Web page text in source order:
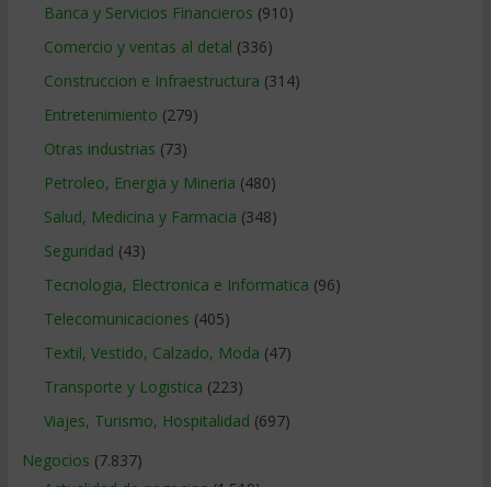
Banca y Servicios Financieros (910)
Comercio y ventas al detal (336)
Construccion e Infraestructura (314)
Entretenimiento (279)
Otras industrias (73)
Petroleo, Energia y Mineria (480)
Salud, Medicina y Farmacia (348)
Seguridad (43)
Tecnologia, Electronica e Informatica (96)
Telecomunicaciones (405)
Textil, Vestido, Calzado, Moda (47)
Transporte y Logistica (223)
Viajes, Turismo, Hospitalidad (697)
Negocios (7.837)